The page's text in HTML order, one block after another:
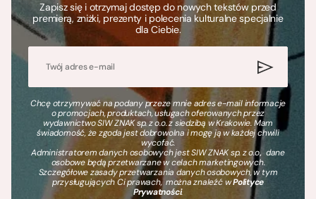
Zapisz się i otrzymaj dostęp do nowych tekstów przed
premierą, zniżki, prezenty i polecenia kulturalne specjalnie
dla Ciebie.
Chcę otrzymywać na podany przeze mnie adres e-mail informacje
o promocjach, produktach, usługach oferowanych przez
wydawnictwo SIW ZNAK sp. z o.o. z siedzibą w Krakowie. Mam
świadomość, że zgoda jest dobrowolna i mogę ją w każdej chwili
wycofać.
Administratorem danych osobowych jest SIW ZNAK sp. z o.o., dane
osobowe będą przetwarzane w celach marketingowych.
Szczegółowe zasady przetwarzania danych osobowych, w tym
przysługujących Ci prawach, można znaleźć wPolityce
Prywatności.